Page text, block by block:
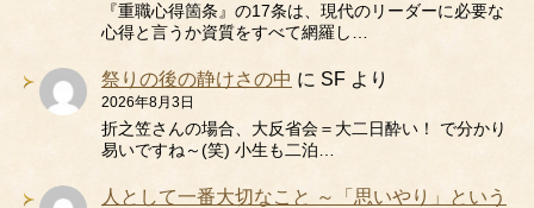
『重職心得箇条』の17条は、現代のリーダーに必要な
心得と言うか資質をすべて網羅し…
祭りの後の静けさの中 に SF より
2026年8月3日
折之笠さんの場合、大反省会＝大二日酔い！ で分かり
易いですね～(笑) 小生も二泊…
人として一番大切なこと ～「思いやり」という